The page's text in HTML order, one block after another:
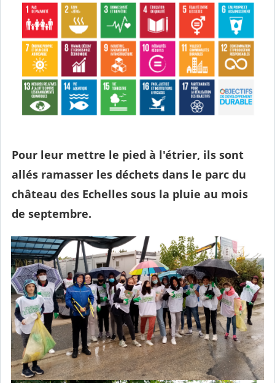
Pour leur mettre le pied à l'étrier, ils sont
allés ramasser les déchets dans le parc du
château des Echelles sous la pluie au mois
de septembre.